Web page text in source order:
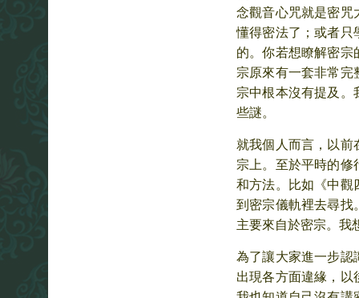
念觀音心咒就是密咒
懂得密法了；或者只
的。你若想瞭解密宗
宗原來有一套非常完
宗中根本沒有提及。
些謎。
就我個人而言，以前
宗上。至於平時的修
和方法。比如《中觀
到密宗儀軌裡去尋找
主要來自於密宗。我
為了讓大家進一步認
出現各方面違緣，以